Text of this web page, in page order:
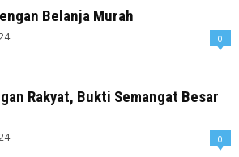
Belanja Murah
0
Rakyat, Bukti Semangat Besar
0